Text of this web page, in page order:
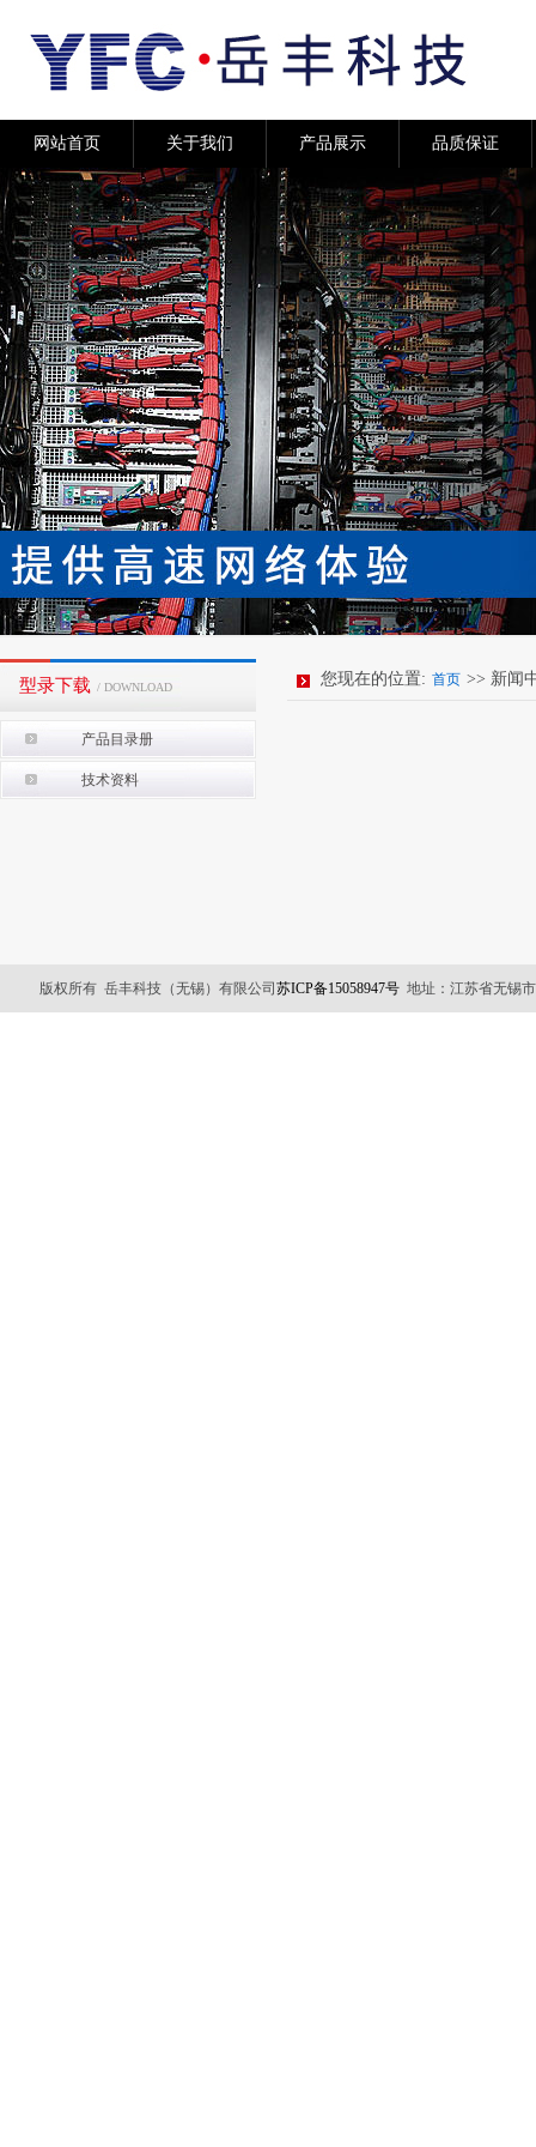
网站首页 关于我们 产品展示 品质保证
型录下载 / DOWNLOAD
产品目录册
技术资料
您现在的位置: 首页 >> 新闻
版权所有 岳丰科技（无锡）有限公司苏ICP备15058947号 地址：江苏省无锡